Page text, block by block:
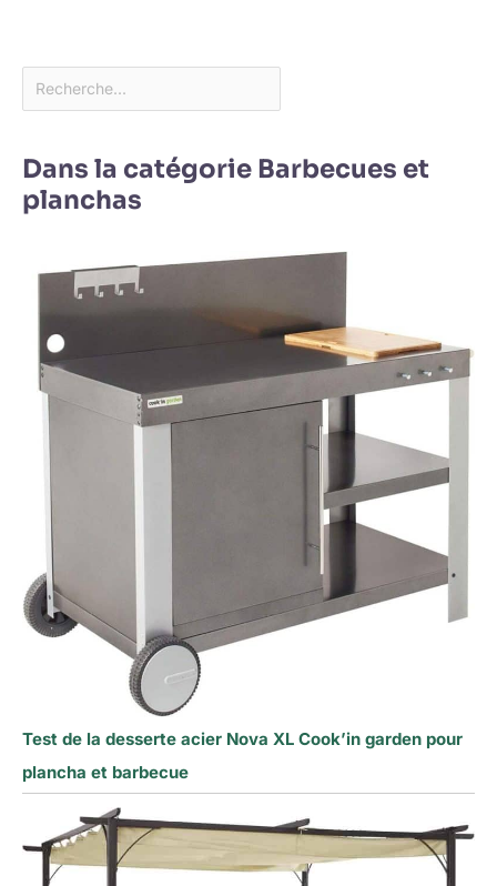
Dans la catégorie Barbecues et
planchas
Test de la desserte acier Nova XL Cook’in garden pour
plancha et barbecue